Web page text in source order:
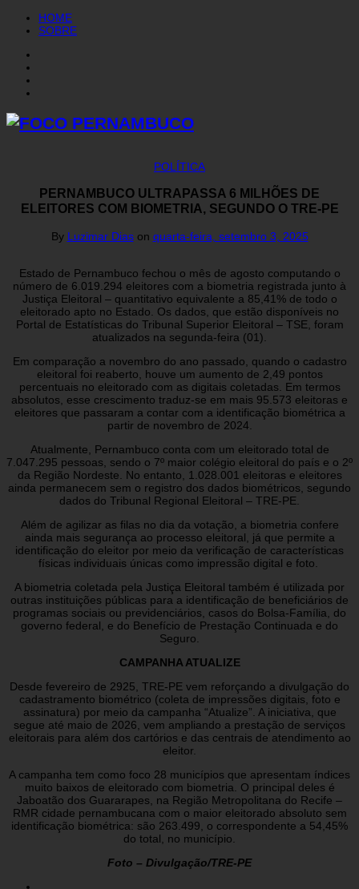
HOME
SOBRE
POLÍTICA
PERNAMBUCO ULTRAPASSA 6 MILHÕES DE
ELEITORES COM BIOMETRIA, SEGUNDO O TRE-PE
By Luzimar Dias on quarta-feira, setembro 3, 2025
Estado de Pernambuco fechou o mês de agosto computando o
número de 6.019.294 eleitores com a biometria registrada junto à
Justiça Eleitoral – quantitativo equivalente a 85,41% de todo o
eleitorado apto no Estado. Os dados, que estão disponíveis no
Portal de Estatísticas do Tribunal Superior Eleitoral – TSE, foram
atualizados na segunda-feira (01).
Em comparação a novembro do ano passado, quando o cadastro
eleitoral foi reaberto, houve um aumento de 2,49 pontos
percentuais no eleitorado com as digitais coletadas. Em termos
absolutos, esse crescimento traduz-se em mais 95.573 eleitoras e
eleitores que passaram a contar com a identificação biométrica a
partir de novembro de 2024.
Atualmente, Pernambuco conta com um eleitorado total de
7.047.295 pessoas, sendo o 7º maior colégio eleitoral do país e o 2º
da Região Nordeste. No entanto, 1.028.001 eleitoras e eleitores
ainda permanecem sem o registro dos dados biométricos, segundo
dados do Tribunal Regional Eleitoral – TRE-PE.
Além de agilizar as filas no dia da votação, a biometria confere
ainda mais segurança ao processo eleitoral, já que permite a
identificação do eleitor por meio da verificação de características
físicas individuais únicas como impressão digital e foto.
A biometria coletada pela Justiça Eleitoral também é utilizada por
outras instituições públicas para a identificação de beneficiários de
programas sociais ou previdenciários, casos do Bolsa-Família, do
governo federal, e do Benefício de Prestação Continuada e do
Seguro.
CAMPANHA ATUALIZE
Desde fevereiro de 2925, TRE-PE vem reforçando a divulgação do
cadastramento biométrico (coleta de impressões digitais, foto e
assinatura) por meio da campanha “Atualize”. A iniciativa, que
segue até maio de 2026, vem ampliando a prestação de serviços
eleitorais para além dos cartórios e das centrais de atendimento ao
eleitor.
A campanha tem como foco 28 municípios que apresentam índices
muito baixos de eleitorado com biometria. O principal deles é
Jaboatão dos Guararapes, na Região Metropolitana do Recife –
RMR cidade pernambucana com o maior eleitorado absoluto sem
identificação biométrica: são 263.499, o correspondente a 54,45%
do total, no município.
Foto – Divulgação/TRE-PE